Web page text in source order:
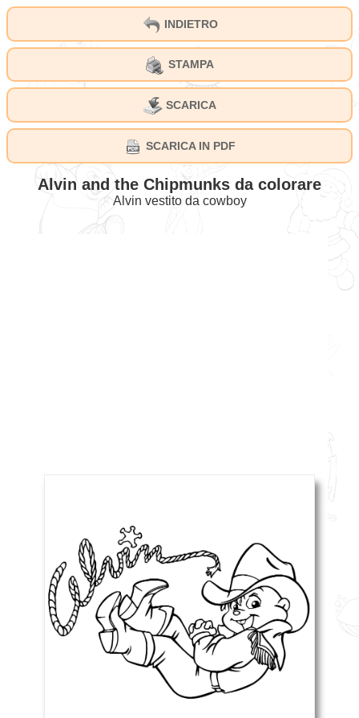
INDIETRO
STAMPA
SCARICA
SCARICA IN PDF
Alvin and the Chipmunks da colorare
Alvin vestito da cowboy